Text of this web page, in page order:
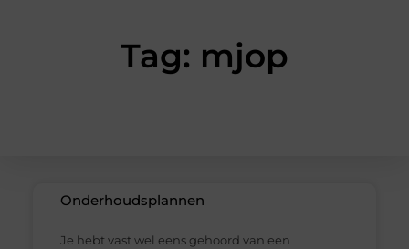
Tag: mjop
Onderhoudsplannen
Je hebt vast wel eens gehoord van een